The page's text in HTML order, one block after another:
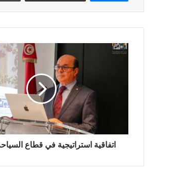
اتفاقية استراتيجية في قطاع